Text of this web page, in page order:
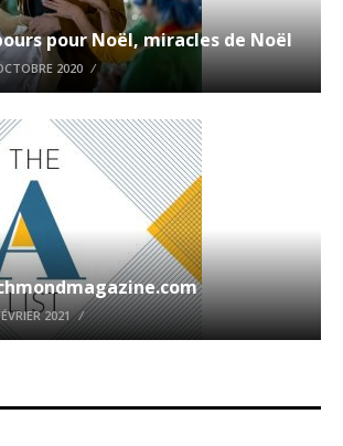
pour Noël, miracles de Noël
2020
2021